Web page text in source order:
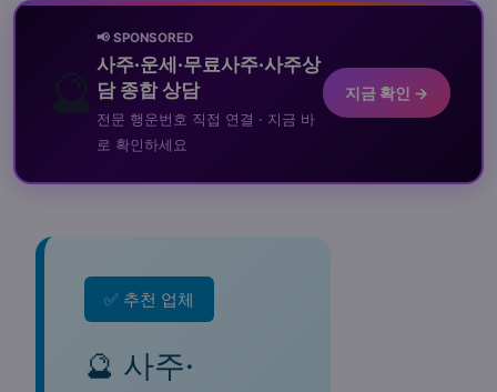
📢 SPONSORED
사주·운세·무료사주·사주상
담 종합 상담
전문 행운번호 직접 연결 · 지금 바
로 확인하세요
지금 확인 →
✅ 추천 업체
🔮 사주·